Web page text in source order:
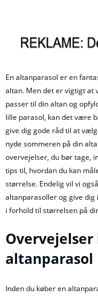
En altanparasol er en
altan. Men det er vigtigt at
passer til din altan og
lille parasol, kan det være
give dig gode råd til at
nyde sommeren på din
overvejelser, du bør tage,
tips til, hvordan du kan
størrelse. Endelig vil vi
altanparasoller og give
i forhold til størrelsen på
altanparasol
Inden du køber en